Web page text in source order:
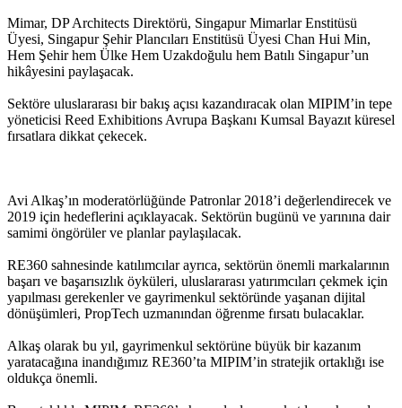
Mimar, DP Architects Direktörü, Singapur Mimarlar Enstitüsü
Üyesi, Singapur Şehir Plancıları Enstitüsü Üyesi Chan Hui Min,
Hem Şehir hem Ülke Hem Uzakdoğulu hem Batılı Singapur’un
hikâyesini paylaşacak.
Sektöre uluslararası bir bakış açısı kazandıracak olan MIPIM’in tepe
yöneticisi Reed Exhibitions Avrupa Başkanı Kumsal Bayazıt küresel
fırsatlara dikkat çekecek.
Avi Alkaş’ın moderatörlüğünde Patronlar 2018’i değerlendirecek ve
2019 için hedeflerini açıklayacak. Sektörün bugünü ve yarınına dair
samimi öngörüler ve planlar paylaşılacak.
RE360 sahnesinde katılımcılar ayrıca, sektörün önemli markalarının
başarı ve başarısızlık öyküleri, uluslararası yatırımcıları çekmek için
yapılması gerekenler ve gayrimenkul sektöründe yaşanan dijital
dönüşümleri, PropTech uzmanından öğrenme fırsatı bulacaklar.
Alkaş olarak bu yıl, gayrimenkul sektörüne büyük bir kazanım
yaratacağına inandığımız RE360’ta MIPIM’in stratejik ortaklığı ise
oldukça önemli.